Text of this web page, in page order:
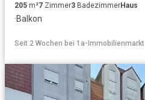
205 m²7 Zimmer3 BadezimmerHaus
·Balkon
Seit 2 Wochen bei 1a-Immobilienmarkt